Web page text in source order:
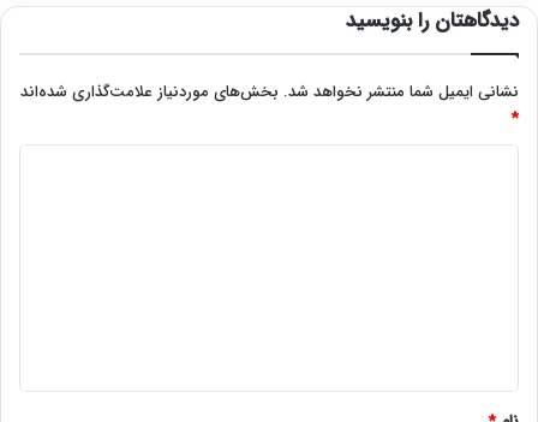
دیدگاهتان را بنویسید
نشانی ایمیل شما منتشر نخواهد شد. بخش‌های موردنیاز علامت‌گذاری شده‌اند
*